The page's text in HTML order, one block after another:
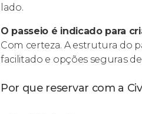
lado.
O passeio é indicado para
Com certeza. A estrutura do
facilitado e opções seguras
Por que reservar com a